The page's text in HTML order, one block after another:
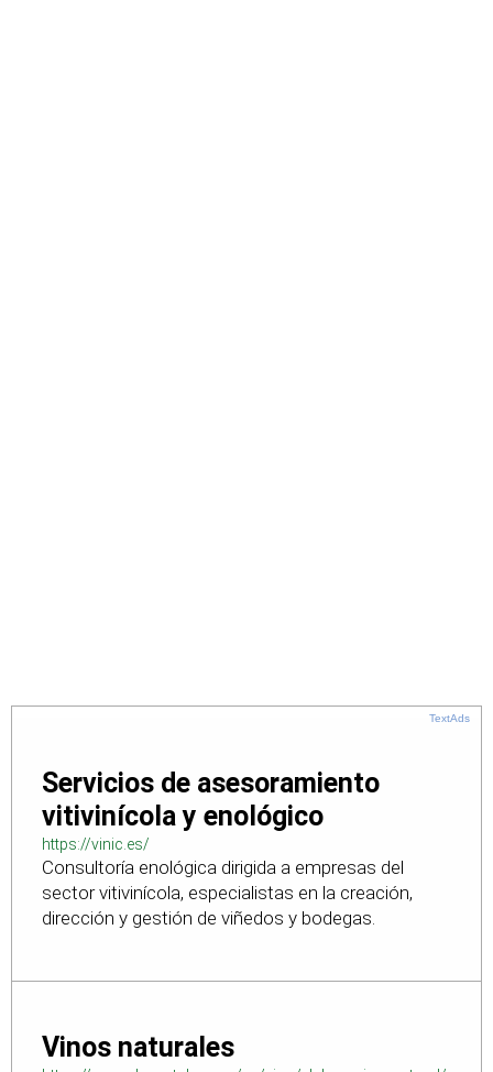
TextAds
Servicios de asesoramiento
vitivinícola y enológico
https://vinic.es/
Consultoría enológica dirigida a empresas del
sector vitivinícola, especialistas en la creación,
dirección y gestión de viñedos y bodegas.
Vinos naturales